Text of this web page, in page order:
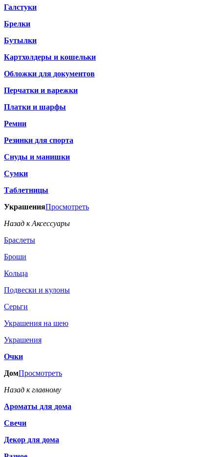
Галстуки
Брелки
Бутылки
Картхолдеры и кошельки
Обложки для документов
Перчатки и варежки
Платки и шарфы
Ремни
Резинки для спорта
Снуды и манишки
Сумки
Таблетницы
УкрашенияПросмотреть
Назад к Аксессуары
Браслеты
Броши
Кольца
Подвески и кулоны
Серьги
Украшения на шею
Украшения
Очки
ДомПросмотреть
Назад к главному
Ароматы для дома
Свечи
Декор для дома